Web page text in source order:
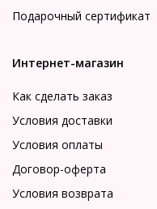
Подарочный сертификат
Интернет-магазин
Как сделать заказ
Условия доставки
Условия оплаты
Договор-оферта
Условия возврата